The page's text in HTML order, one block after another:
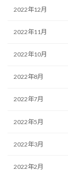
2022年12月
2022年11月
2022年10月
2022年8月
2022年7月
2022年5月
2022年3月
2022年2月